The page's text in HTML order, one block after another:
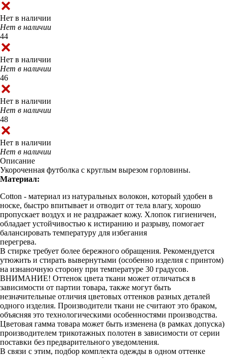
Нет в наличии
Нет в наличии
44
Нет в наличии
Нет в наличии
46
Нет в наличии
Нет в наличии
48
Нет в наличии
Нет в наличии
Описание
Укороченная футболка с круглым вырезом горловины.
Материал:
Cotton - материал из натуральных волокон, который удобен в
носке, быстро впитывает и отводит от тела влагу, хорошо
пропускает воздух и не раздражает кожу. Хлопок гигиеничен,
обладает устойчивостью к истиранию и разрыву, помогает
балансировать температуру для избегания
перегрева.
В стирке требует более бережного обращения. Рекомендуется
утюжить и стирать вывернутыми (особенно изделия с принтом)
на изнаночную сторону при температуре 30 градусов.
ВНИМАНИЕ! Оттенок цвета ткани может отличаться в
зависимости от партии товара, также могут быть
незначительные отличия цветовых оттенков разных деталей
одного изделия. Производители ткани не считают это браком,
объясняя это технологическими особенностями производства.
Цветовая гамма товара может быть изменена (в рамках допуска)
производителем трикотажных полотен в зависимости от серии
поставки без предварительного уведомления.
В связи с этим, подбор комплекта одежды в одном оттенке